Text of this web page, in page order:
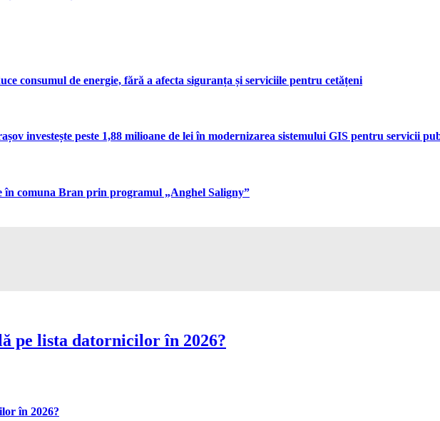
consumul de energie, fără a afecta siguranța și serviciile pentru cetățeni
investește peste 1,88 milioane de lei în modernizarea sistemului GIS pentru servicii
comuna Bran prin programul „Anghel Saligny”
pe lista datornicilor în 2026?
în 2026?